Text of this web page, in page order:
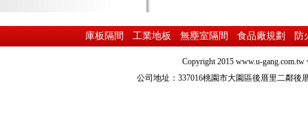
庫板隔間 工業地板 無塵室隔間 食品廠規劃 防
Copyright 2015 www.u-gang.com.tw
公司地址：337016桃園市大園區後厝里二鄰後